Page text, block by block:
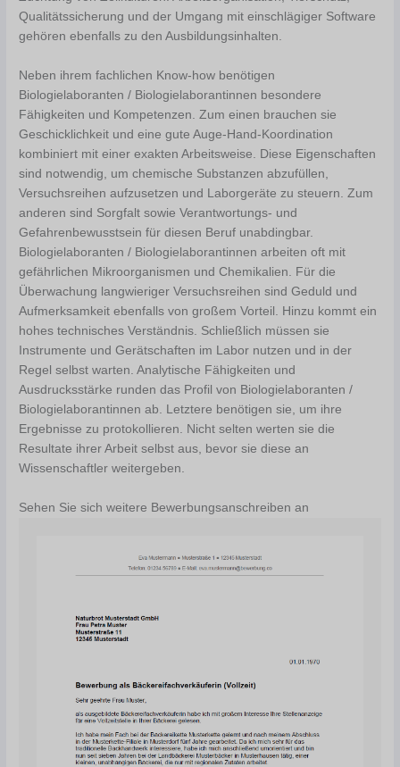
Qualitätssicherung und der Umgang mit einschlägiger Software
gehören ebenfalls zu den Ausbildungsinhalten.
Neben ihrem fachlichen Know-how benötigen
Biologielaboranten / Biologielaborantinnen besondere
Fähigkeiten und Kompetenzen. Zum einen brauchen sie
Geschicklichkeit und eine gute Auge-Hand-Koordination
kombiniert mit einer exakten Arbeitsweise. Diese Eigenschaften
sind notwendig, um chemische Substanzen abzufüllen,
Versuchsreihen aufzusetzen und Laborgeräte zu steuern. Zum
anderen sind Sorgfalt sowie Verantwortungs- und
Gefahrenbewusstsein für diesen Beruf unabdingbar.
Biologielaboranten / Biologielaborantinnen arbeiten oft mit
gefährlichen Mikroorganismen und Chemikalien. Für die
Überwachung langwieriger Versuchsreihen sind Geduld und
Aufmerksamkeit ebenfalls von großem Vorteil. Hinzu kommt ein
hohes technisches Verständnis. Schließlich müssen sie
Instrumente und Gerätschaften im Labor nutzen und in der
Regel selbst warten. Analytische Fähigkeiten und
Ausdrucksstärke runden das Profil von Biologielaboranten /
Biologielaborantinnen ab. Letztere benötigen sie, um ihre
Ergebnisse zu protokollieren. Nicht selten werten sie die
Resultate ihrer Arbeit selbst aus, bevor sie diese an
Wissenschaftler weitergeben.
Sehen Sie sich weitere Bewerbungsanschreiben an